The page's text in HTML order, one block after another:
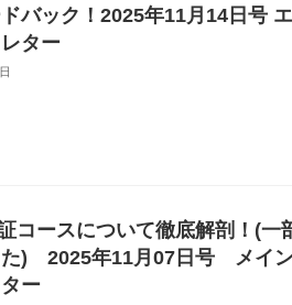
バック！2025年11月14日号
ター
コースについて徹底解剖！(一
た) 2025年11月07日号 メイ
ー